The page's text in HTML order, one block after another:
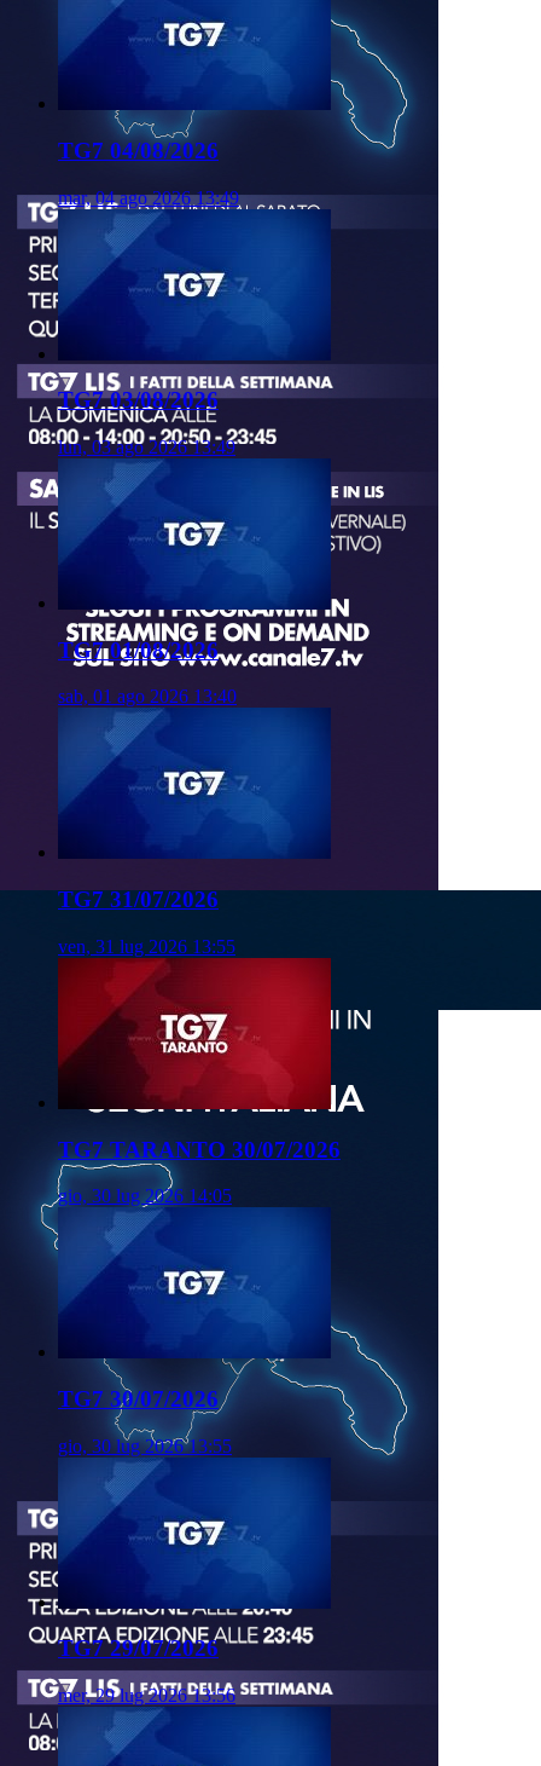
TG7 04/08/2026
mar, 04 ago 2026 13:49
TG7 03/08/2026
lun, 03 ago 2026 13:49
TG7 01/08/2026
sab, 01 ago 2026 13:40
TG7 31/07/2026
ven, 31 lug 2026 13:55
TG7 TARANTO 30/07/2026
gio, 30 lug 2026 14:05
TG7 30/07/2026
gio, 30 lug 2026 13:55
TG7 29/07/2026
mer, 29 lug 2026 13:56